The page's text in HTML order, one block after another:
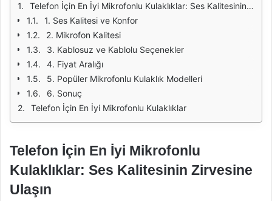
Telefon İçin En İyi Mikrofonlu Kulaklıklar: Ses Kalitesinin Zirvesine Ulaşın
1. Ses Kalitesi ve Konfor
2. Mikrofon Kalitesi
3. Kablosuz ve Kablolu Seçenekler
4. Fiyat Aralığı
5. Popüler Mikrofonlu Kulaklık Modelleri
6. Sonuç
Telefon İçin En İyi Mikrofonlu Kulaklıklar
Telefon İçin En İyi Mikrofonlu
Kulaklıklar: Ses Kalitesinin Zirvesine
Ulaşın